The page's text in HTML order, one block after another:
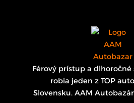
Férový prístup a dlhoročné
robia jeden z TOP
Slovensku. AAM